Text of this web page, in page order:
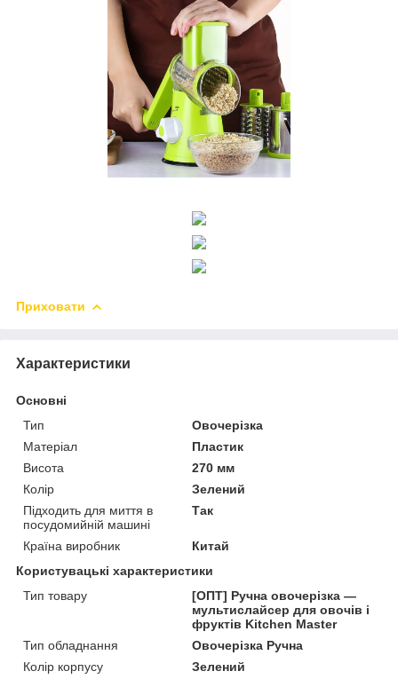
Приховати
Характеристики
Основні
Тип
Овочерізка
Матеріал
Пластик
Висота
270 мм
Колір
Зелений
Підходить для миття в
посудомийній машині
Так
Країна виробник
Китай
Користувацькі характеристики
Тип товару
[ОПТ] Ручна овочерізка —
мультислайсер для овочів і
фруктів Kitchen Master
Тип обладнання
Овочерізка Ручна
Колір корпусу
Зелений